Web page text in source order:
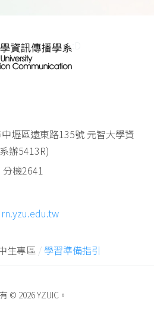
壢區遠東路135號 元智大學資
辦5413R)
機2641
生專區 學習準備指引
© 2026 YZUIC。